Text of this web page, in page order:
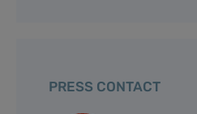
PRESS CONTACT